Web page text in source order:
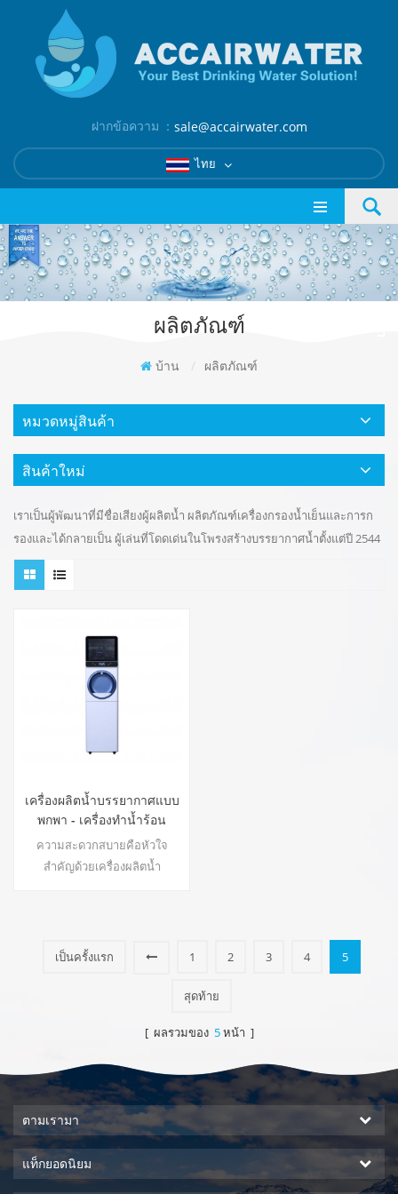
ฝากข้อความ ： sale@accairwater.com
ไทย
ผลิตภัณฑ์
บ้าน / ผลิตภัณฑ์
หมวดหมู่สินค้า
สินค้าใหม่
เราเป็นผู้พัฒนาที่มีชื่อเสียงผู้ผลิตน้ำ ผลิตภัณฑ์เครื่องกรองน้ำเย็นและการก
รองและได้กลายเป็น ผู้เล่นที่โดดเด่นในโพรงสร้างบรรยากาศน้ำตั้งแต่ปี 2544
เครื่องผลิตน้ำบรรยากาศแบบ
พกพา - เครื่องทำน้ำร้อน
ZL9130D
ความสะดวกสบายคือหัวใจ
สำคัญด้วยเครื่องผลิตน้ำ
และควบคุมที่ง่ายดาย การปล่อย
บริสุทธิ์ น้ำร้อนและน้ำเย็น ไม่
เป็นครั้งแรก 1 2 3 4 5
สุดท้าย
[ ผลรวมของ 5หน้า ]
ตามเรามา
แท็กยอดนิยม